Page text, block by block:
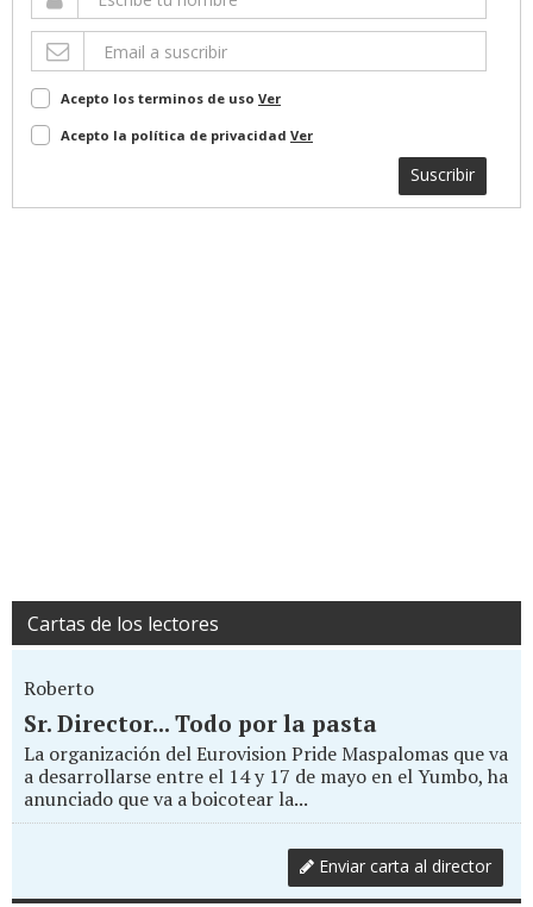
Acepto los terminos de uso Ver
Acepto la política de privacidad Ver
Suscribir
Cartas de los lectores
Roberto
Sr. Director... Todo por la pasta
La organización del Eurovision Pride Maspalomas que va
a desarrollarse entre el 14 y 17 de mayo en el Yumbo, ha
anunciado que va a boicotear la...
Enviar carta al director